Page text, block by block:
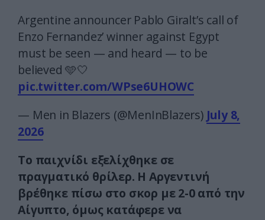
Argentine announcer Pablo Giralt’s call of
Enzo Fernandez’ winner against Egypt
must be seen — and heard — to be
believed 🩵🤍
pic.twitter.com/WPse6UHOWC
— Men in Blazers (@MenInBlazers) July 8,
2026
Το παιχνίδι εξελίχθηκε σε
πραγματικό θρίλερ. Η Αργεντινή
βρέθηκε πίσω στο σκορ με 2-0 από την
Αίγυπτο, όμως κατάφερε να